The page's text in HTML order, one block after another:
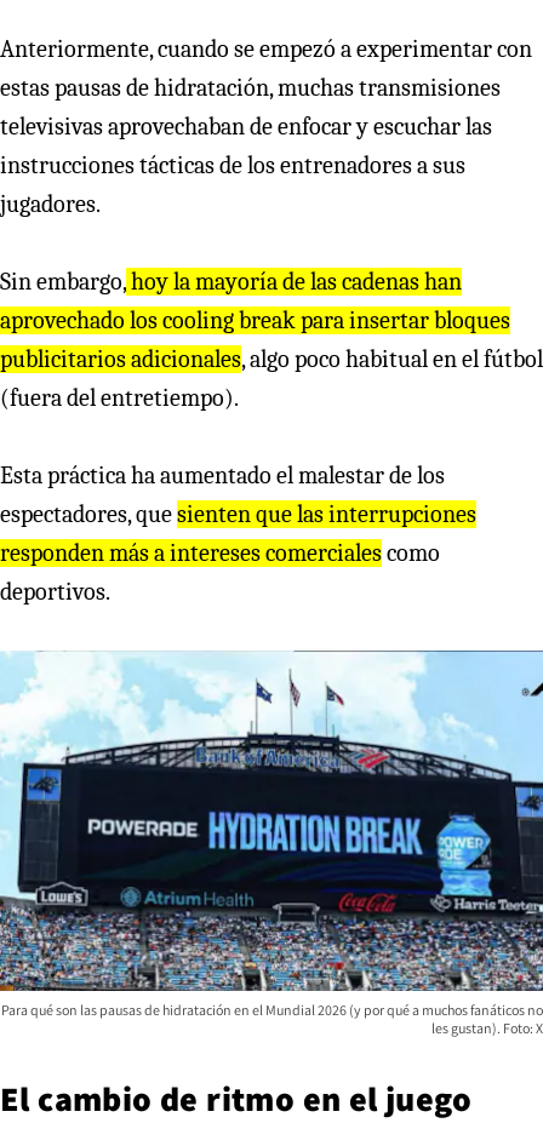
Anteriormente, cuando se empezó a experimentar con
estas pausas de hidratación, muchas transmisiones
televisivas aprovechaban de enfocar y escuchar las
instrucciones tácticas de los entrenadores a sus
jugadores.
Sin embargo,hoy la mayoría de las cadenas han
aprovechado los cooling break para insertar bloques
publicitarios adicionales, algo poco habitual en el fútbol
(fuera del entretiempo).
Esta práctica ha aumentado el malestar de los
espectadores, quesienten que las interrupciones
responden más a intereses comercialescomo
deportivos.
Para qué son las pausas de hidratación en el Mundial 2026 (y por qué a muchos fanáticos no
les gustan). Foto: X
El cambio de ritmo en el juego